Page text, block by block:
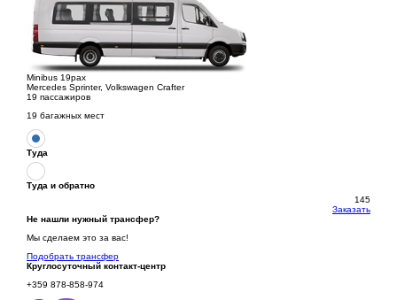
Minibus 19pax
Mercedes Sprinter, Volkswagen Crafter
19 пассажиров
19 багажных мест
Туда
Туда и обратно
145
Заказать
Не нашли нужный трансфер?
Мы сделаем это за вас!
Подобрать трансфер
Круглосуточный контакт-центр
+359 878-858-974